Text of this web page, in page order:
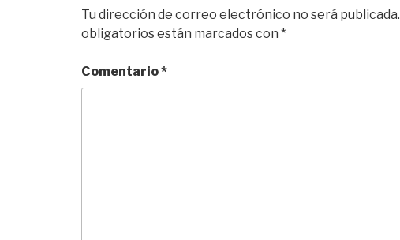
Tu dirección de correo electrónico no será publicada.
obligatorios están marcados con *
Comentario*